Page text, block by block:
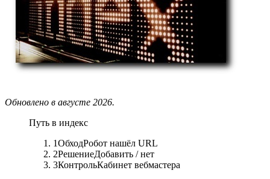
Обновлено в августе 2026.
Путь в индекс
1ОбходРобот нашёл URL
2РешениеДобавить / нет
3КонтрольКабинет вебмастера